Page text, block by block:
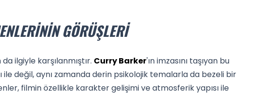
GÖRÜŞLERI
ilgiyle karşılanmıştır. Curry Barker'ın imzasını taşıyan bu
ile değil, aynı zamanda derin psikolojik temalarla da bezeli bir
filmin özellikle karakter gelişimi ve atmosferik yapısı ile